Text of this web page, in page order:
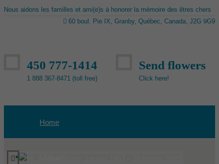
Nous aidons les familles et ami(e)s à honorer la mémoire des êtres chers
60 boul. Pie IX, Granby, Québec, Canada, J2G 9G9
450 777-1414
1 888 367-8471 (toll free)
Send flowers
Click here!
Home